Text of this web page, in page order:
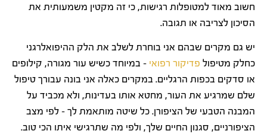
חשוב מאוד למטופלות רגישות, כי זה מקטין משמעותית את
הסיכון לצריבה או תגובה.
יש גם מקרים שבהם אני בוחרת לשלב את הלק ההיפואלרגני
כחלק מטיפול פדיקור רפואי – במיוחד כשיש עור מגורה, קילופים
או סדקים בכפות הרגליים. במקרים כאלה אני בונה עבורך טיפול
שלם שמרגיע את העור, מחטא אותו בעדינות, ולא מכביד על
המבנה הטבעי של הציפורן. כל שיטה מותאמת לך – לפי מצב
הציפורניים, סגנון החיים שלך, ולפי מה שתרגישי איתו הכי טוב.